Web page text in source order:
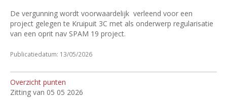
De vergunning wordt voorwaardelijk verleend voor een
project gelegen te Kruipuit 3C met als onderwerp regularisatie
van een oprit nav SPAM 19 project.
Publicatiedatum: 13/05/2026
Overzicht punten
Zitting van 05 05 2026